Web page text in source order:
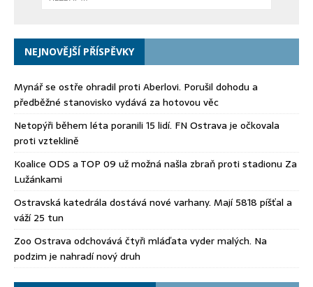
NEJNOVĚJŠÍ PŘÍSPĚVKY
Mynář se ostře ohradil proti Aberlovi. Porušil dohodu a
předběžné stanovisko vydává za hotovou věc
Netopýři během léta poranili 15 lidí. FN Ostrava je očkovala
proti vzteklině
Koalice ODS a TOP 09 už možná našla zbraň proti stadionu Za
Lužánkami
Ostravská katedrála dostává nové varhany. Mají 5818 píšťal a
váží 25 tun
Zoo Ostrava odchovává čtyři mláďata vyder malých. Na
podzim je nahradí nový druh